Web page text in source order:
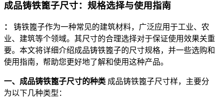
成品铸铁篦子尺寸：规格选择与使用指南
：
铸铁篦子作为一种常见的建筑材料，广泛应用于工业、农
业、建筑等个领域。其尺寸的合理选择对于保证使用效果关重
要。本文将详细介绍成品铸铁篦子的尺寸规格，并一些选购和
使用指南，帮助您更好地了解和使用这种产品。
一、成品铸铁篦子尺寸的种类 成品铸铁篦子尺寸样，主要分
为以下几种类型：